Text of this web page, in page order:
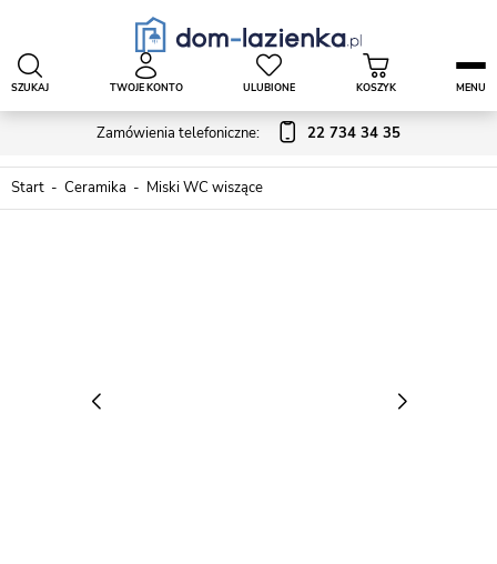
Zamówienia telefoniczne: 22 734 34 35
SZUKAJ TWOJE KONTO ULUBIONE KOSZYK MENU
Start Ceramika Miski WC wiszące